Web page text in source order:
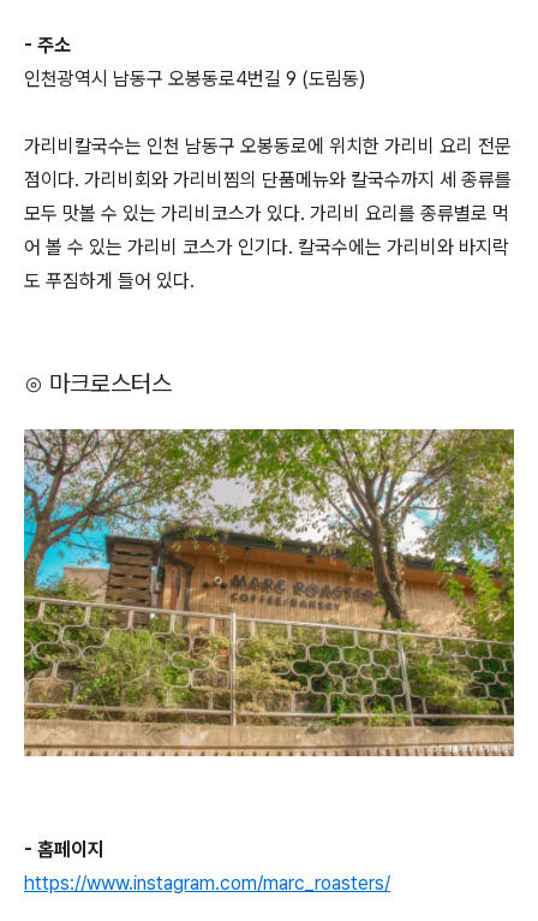
- 주소
인천광역시 남동구 오봉동로4번길 9 (도림동)
가리비칼국수는 인천 남동구 오봉동로에 위치한 가리비 요리 전문
점이다. 가리비회와 가리비찜의 단품메뉴와 칼국수까지 세 종류를
모두 맛볼 수 있는 가리비코스가 있다. 가리비 요리를 종류별로 먹
어 볼 수 있는 가리비 코스가 인기다. 칼국수에는 가리비와 바지락
도 푸짐하게 들어 있다.
⊙ 마크로스터스
- 홈페이지
https://www.instagram.com/marc_roasters/